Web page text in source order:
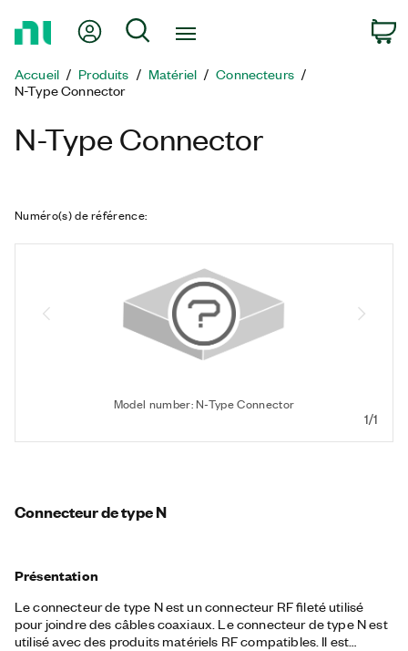
page
d’accueil
Mon compteRechercher
Accueil Produits Matériel
Connecteurs
N-Type Connector
N-Type Connector
Numéro(s) de référence:
Model number: N-Type Connector
1/1
Connecteur de type N
Présentation
Le connecteur de type N est un connecteur RF fileté utilisé
pour joindre des câbles coaxiaux. Le connecteur de type N est
utilisé avec des produits matériels RF compatibles. Il est